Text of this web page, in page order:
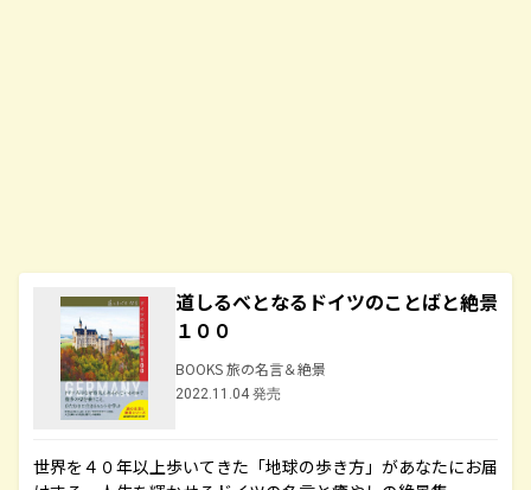
道しるべとなるドイツのことばと絶景
１００
BOOKS 旅の名言＆絶景
2022.11.04 発売
世界を４０年以上歩いてきた「地球の歩き方」があなたにお届